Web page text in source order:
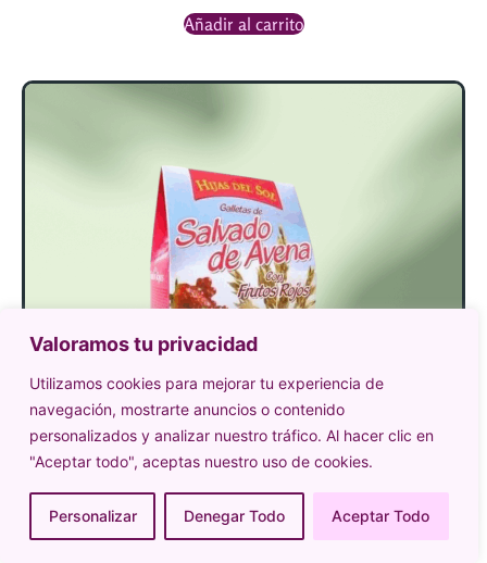
Valoramos tu privacidad
Utilizamos cookies para mejorar tu experiencia de
navegación, mostrarte anuncios o contenido
personalizados y analizar nuestro tráfico. Al hacer clic en
"Aceptar todo", aceptas nuestro uso de cookies.
Personalizar Denegar Todo Aceptar Todo
Añadir al carrito